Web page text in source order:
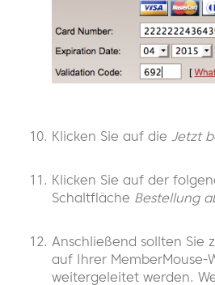
Klicken Sie auf die Jetzt
Klicken Sie auf der
Schaltfläche Bestellung
Anschließend sollten Sie
auf Ihrer MemberMouse-
weitergeleitet werden.